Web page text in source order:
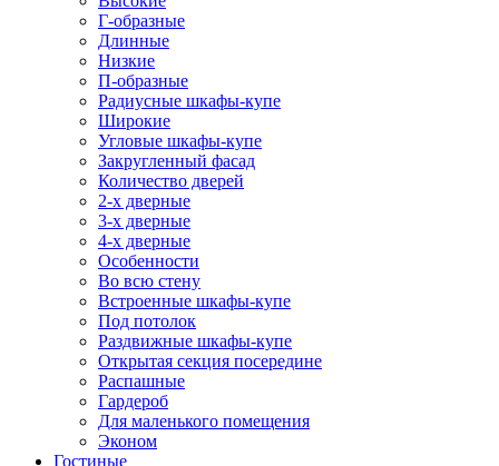
Г-образные
Длинные
Низкие
П-образные
Радиусные шкафы-купе
Широкие
Угловые шкафы-купе
Закругленный фасад
Количество дверей
2-х дверные
3-х дверные
4-х дверные
Особенности
Во всю стену
Встроенные шкафы-купе
Под потолок
Раздвижные шкафы-купе
Открытая секция посередине
Распашные
Гардероб
Для маленького помещения
Эконом
Гостиные